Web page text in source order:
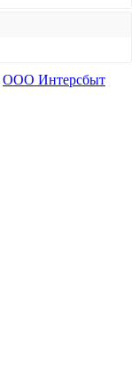
ООО Интерсбыт